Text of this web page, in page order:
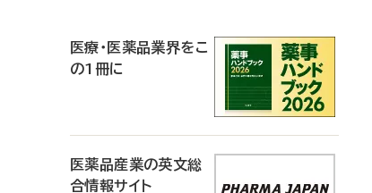
医療・医薬品業界をこ
の1冊に
医薬品産業の英文総
合情報サイト